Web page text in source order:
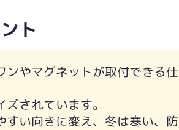
ト
やマグネットが取付できる仕
されています。
い向きに変え、冬は寒い、防
す